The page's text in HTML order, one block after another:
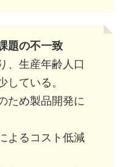
題の不一致
、生産年齢人口
ている。
ため製品開発に
よるコスト低減